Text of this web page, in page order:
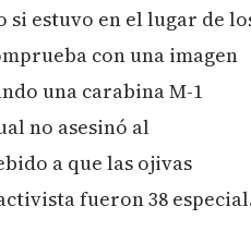
si estuvo en el lugar de
con una imagen
una carabina M-1
no asesinó al
a que las ojivas
fueron 38